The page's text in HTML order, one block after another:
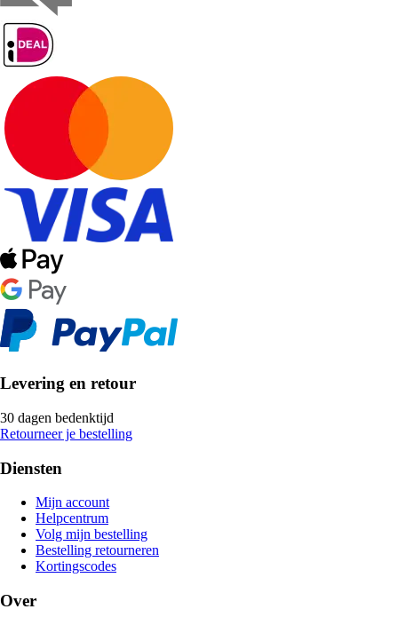
Levering en retour
30 dagen bedenktijd
Retourneer je bestelling
Diensten
Mijn account
Helpcentrum
Volg mijn bestelling
Bestelling retourneren
Kortingscodes
Over